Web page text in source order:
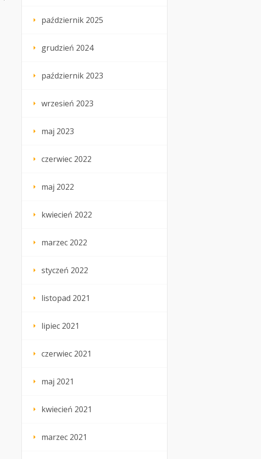
październik 2025
grudzień 2024
październik 2023
wrzesień 2023
maj 2023
czerwiec 2022
maj 2022
kwiecień 2022
marzec 2022
styczeń 2022
listopad 2021
lipiec 2021
czerwiec 2021
maj 2021
kwiecień 2021
marzec 2021